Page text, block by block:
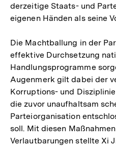
derzeitige Staats- und
eigenen Händen als seine
Die Machtballung in der
effektive Durchsetzung
Handlungsprogramme
Augenmerk gilt dabei der
Korruptions- und
die zuvor unaufhaltsam
Parteiorganisation
soll. Mit diesen
Verlautbarungen stellte Xi